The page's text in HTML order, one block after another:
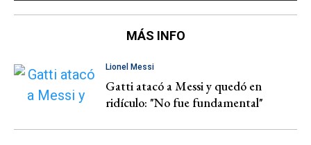
MÁS INFO
Lionel Messi
Gatti atacó a Messi y quedó en
ridículo: "No fue fundamental"